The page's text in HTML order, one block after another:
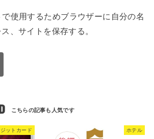
使用するためブラウザーに自分の名
、サイトを保存する。
ットカード ホテル